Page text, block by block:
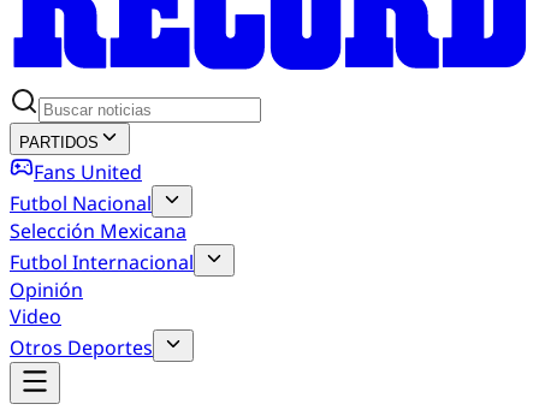
PARTIDOS
Fans United
Futbol Nacional
Selección Mexicana
Futbol Internacional
Opinión
Video
Otros Deportes